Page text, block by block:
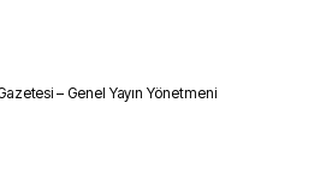
– Genel Yayın Yönetmeni